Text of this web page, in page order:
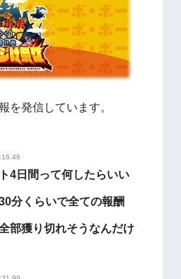
を発信しています。
4日間って何したらいい
分くらいで全ての報酬
部獲り切れそうなんだけ